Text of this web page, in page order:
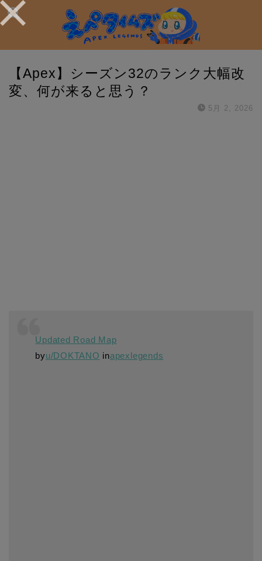
【Apex】シーズン32のランク大幅改
変、何が来ると思う？
5月 2, 2026
Updated Road Map
byu/DOKTANO inapexlegends